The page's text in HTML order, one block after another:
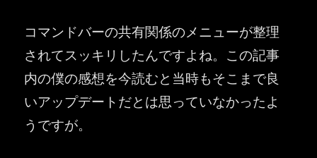
コマンドバーの共有関係のメニューが整理
されてスッキリしたんですよね。この記事
内の僕の感想を今読むと当時もそこまで良
いアップデートだとは思っていなかったよ
うですが。